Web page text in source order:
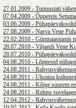
27.01.2009 - Tunnustati
07.04.2009 - Õppereis
03.06.2009 -
27.08.2009 - Narva Vene
22.02.2010 - Gümnaasiumis
28.07.2010 - Viljandi Vene
28.07.2010 -
04.08.2010 - Lõppesid
24.08.2011 -
24.08.2011 - Ukraina
24.08.2011 - Kõige suurem
24.08.2011 - Ruhnu
12.04.2012 -